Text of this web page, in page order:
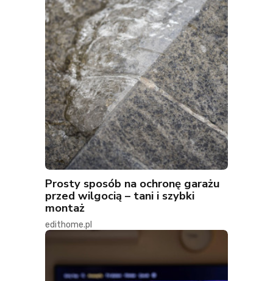
Prosty sposób na ochronę garażu
przed wilgocią – tani i szybki
montaż
edithome.pl